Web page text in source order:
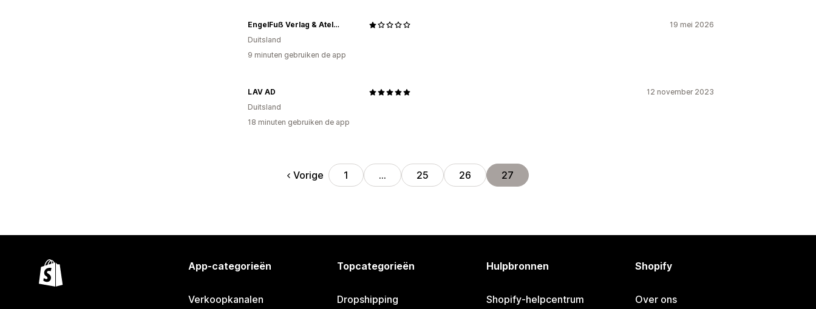
19 mei 2026
EngelFuẞ Verlag & Atelier
Duitsland
9 minuten gebruiken de app
12 november 2023
LAV AD
Duitsland
18 minuten gebruiken de app
Vorige 1 … 25 26 27
App-categorieën
Verkoopkanalen
Topcategorieën
Dropshipping
Hulpbronnen
Shopify-helpcentrum
Shopify
Over ons